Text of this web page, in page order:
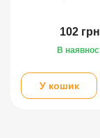
102 грн
В
У кошик